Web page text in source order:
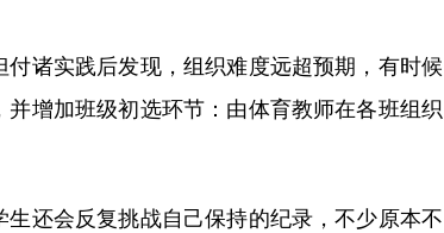
诸实践后发现，组织难度远超预期，有时候
增加班级初选环节：由体育教师在各班组织
还会反复挑战自己保持的纪录，不少原本不